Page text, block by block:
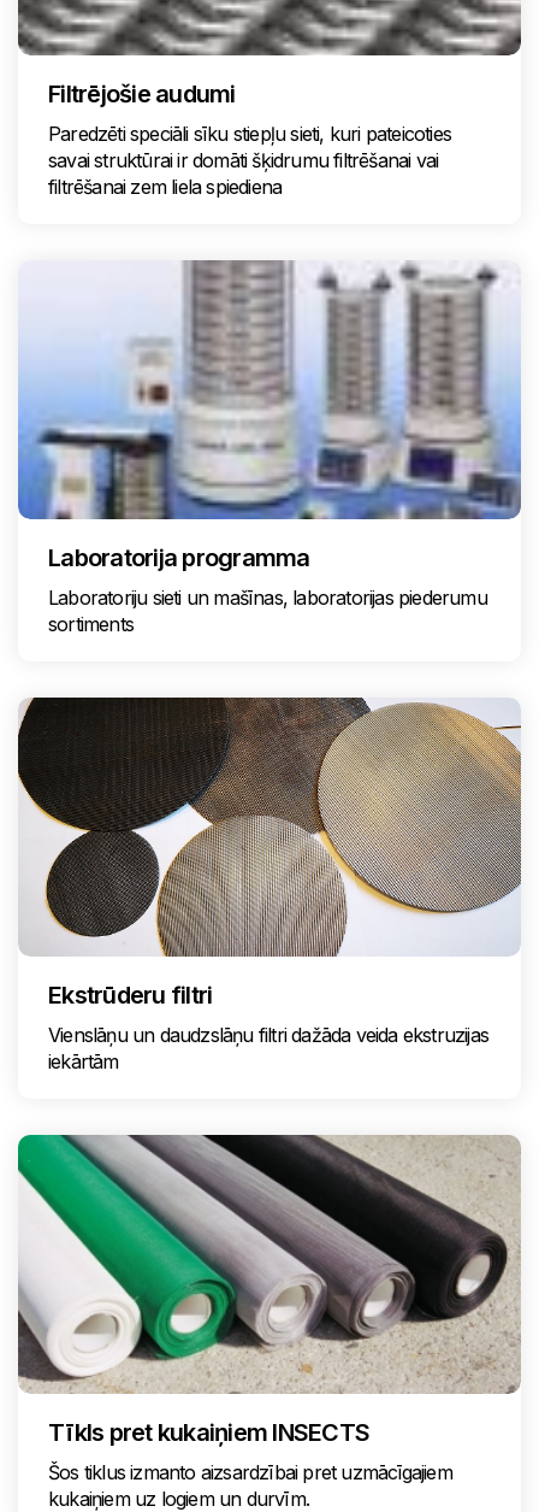
Filtrējošie audumi
Paredzēti speciāli sīku stiepļu sieti, kuri pateicoties
savai struktūrai ir domāti šķidrumu filtrēšanai vai
filtrēšanai zem liela spiediena
Laboratorija programma
Laboratoriju sieti un mašīnas, laboratorijas piederumu
sortiments
Ekstrūderu filtri
Vienslāņu un daudzslāņu filtri dažāda veida ekstruzijas
iekārtām
Tīkls pret kukaiņiem INSECTS
Šos tiklus izmanto aizsardzībai pret uzmācīgajiem
kukaiņiem uz logiem un durvīm.